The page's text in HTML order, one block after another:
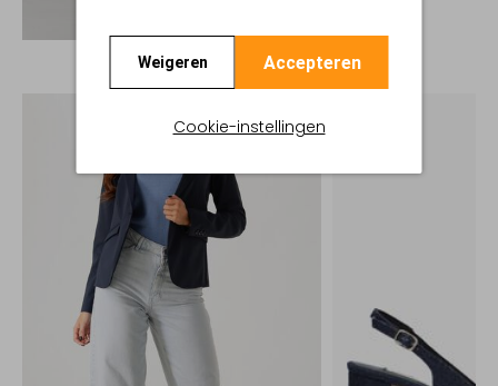
Weigeren Accepteren
Cookie-instellingen